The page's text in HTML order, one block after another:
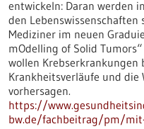
entwickeln: Daran werden
den
Mediziner im neuen
mOdelling of Solid
wollen Krebserkrankungen
Krankheitsverläufe und die
vorhersagen.
https://
bw.de/fachbeitrag/pm/